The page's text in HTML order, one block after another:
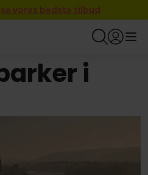
se vores bedste tilbud
i